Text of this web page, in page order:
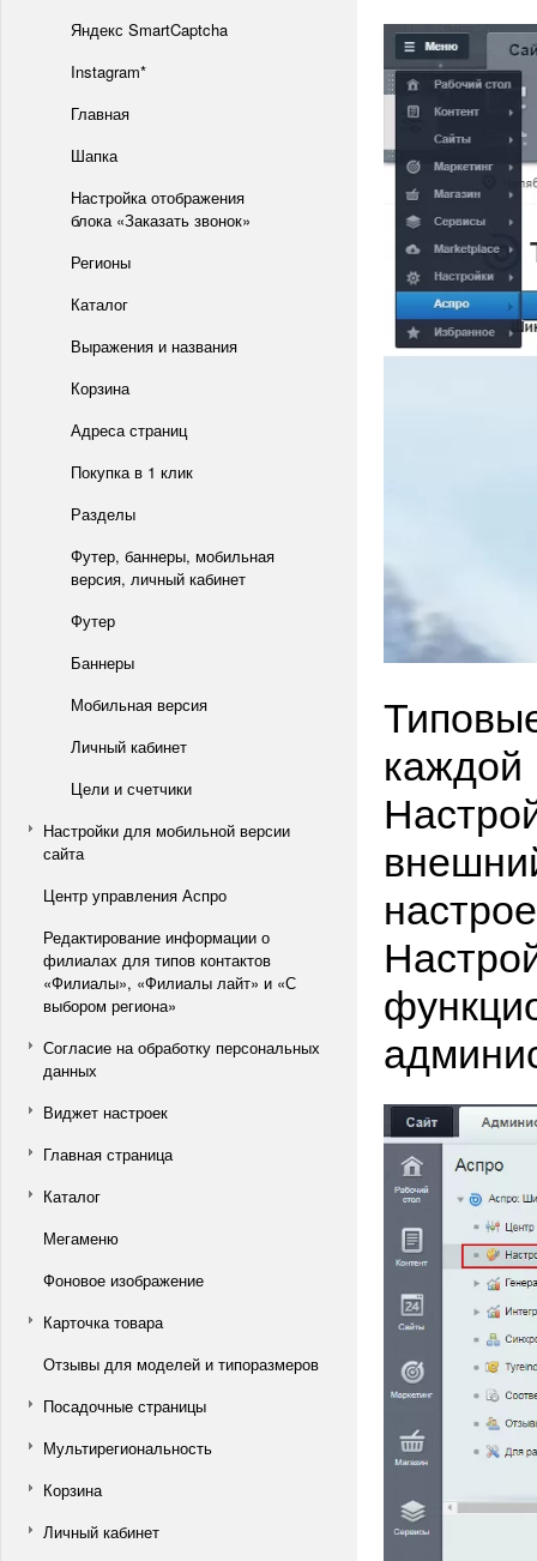
Яндекс SmartCaptcha
Instagram*
Главная
Шапка
Настройка отображения
блока «Заказать звонок»
Регионы
Каталог
Выражения и названия
Корзина
Адреса страниц
Покупка в 1 клик
Разделы
Футер, баннеры, мобильная
версия, личный кабинет
Футер
Баннеры
Мобильная версия
Личный кабинет
Цели и счетчики
Настройки для мобильной версии
сайта
Центр управления Аспро
Редактирование информации о
филиалах для типов контактов
«Филиалы», «Филиалы лайт» и «С
выбором региона»
Согласие на обработку персональных
данных
Виджет настроек
Главная страница
Каталог
Мегаменю
Фоновое изображение
Карточка товара
Отзывы для моделей и типоразмеров
Посадочные страницы
Мультирегиональность
Корзина
Личный кабинет
каждой